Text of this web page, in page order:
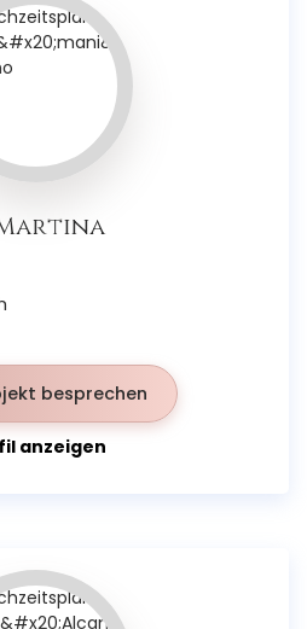
besprechen
anzeigen